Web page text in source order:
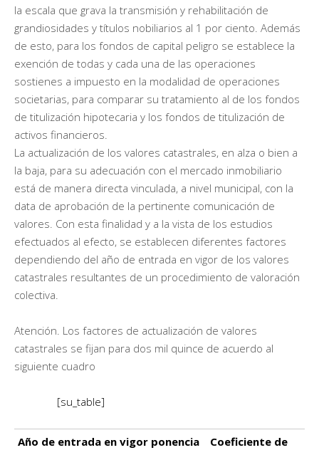
la escala que grava la transmisión y rehabilitación de
grandiosidades y títulos nobiliarios al 1 por ciento. Además
de esto, para los fondos de capital peligro se establece la
exención de todas y cada una de las operaciones
sostienes a impuesto en la modalidad de operaciones
societarias, para comparar su tratamiento al de los fondos
de titulización hipotecaria y los fondos de titulización de
activos financieros.
La actualización de los valores catastrales, en alza o bien a
la baja, para su adecuación con el mercado inmobiliario
está de manera directa vinculada, a nivel municipal, con la
data de aprobación de la pertinente comunicación de
valores. Con esta finalidad y a la vista de los estudios
efectuados al efecto, se establecen diferentes factores
dependiendo del año de entrada en vigor de los valores
catastrales resultantes de un procedimiento de valoración
colectiva.
Atención. Los factores de actualización de valores
catastrales se fijan para dos mil quince de acuerdo al
siguiente cuadro
[su_table]
Año de entrada en vigor ponencia
Coeficiente de